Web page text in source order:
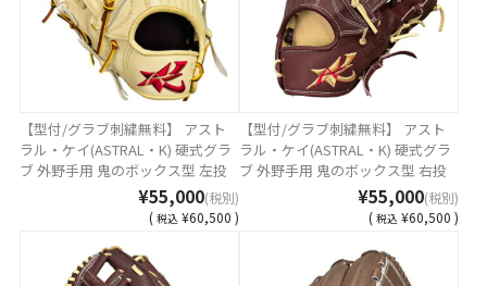
【型付/グラブ刺繍無料】 アスト
ラル・ケイ(ASTRAL・K) 硬式グラ
ブ 外野手用 鬼のボックス型 左投
げRH キャメル MADE IN TSURUGA
JAPAN AST-8K AST-BOX-CAMGH [
型付け無料 硬式グラブ刺繍2ヶ所
無料(単色のみ)※縁取り・影付き
の場合、1ヶ所+3300円(税込)]
¥55,000(税別)
( 税込 ¥60,500 )
【型付/グラブ刺繍無料】 アスト
ラル・ケイ(ASTRAL・K) 硬式グラ
ブ 外野手用 鬼のボックス型 右投
げLH ワイン MADE IN TSURUGA
JAPAN AST-8K AST-BOX-WING [ 型
付け無料 硬式グラブ刺繍2ヶ所無
料(単色のみ)※縁取り・影付きの
場合、1ヶ所+3300円(税込)]
¥55,000(税別)
( 税込 ¥60,500 )